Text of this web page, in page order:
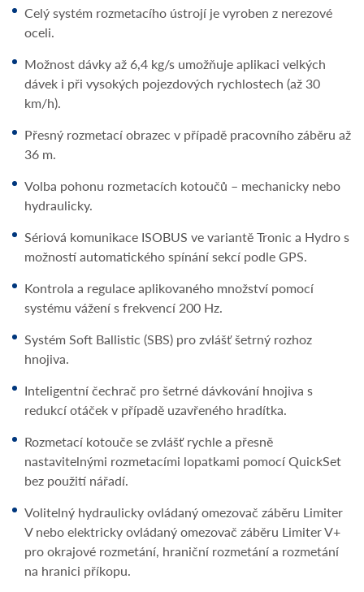
Celý systém rozmetacího ústrojí je vyroben z nerezové
oceli.
Možnost dávky až 6,4 kg/s umožňuje aplikaci velkých
dávek i při vysokých pojezdových rychlostech (až 30
km/h).
Přesný rozmetací obrazec v případě pracovního záběru až
36 m.
Volba pohonu rozmetacích kotoučů – mechanicky nebo
hydraulicky.
Sériová komunikace ISOBUS ve variantě Tronic a Hydro s
možností automatického spínání sekcí podle GPS.
Kontrola a regulace aplikovaného množství pomocí
systému vážení s frekvencí 200 Hz.
Systém Soft Ballistic (SBS) pro zvlášť šetrný rozhoz
hnojiva.
Inteligentní čechrač pro šetrné dávkování hnojiva s
redukcí otáček v případě uzavřeného hradítka.
Rozmetací kotouče se zvlášť rychle a přesně
nastavitelnými rozmetacími lopatkami pomocí QuickSet
bez použití nářadí.
Volitelný hydraulicky ovládaný omezovač záběru Limiter
V nebo elektricky ovládaný omezovač záběru Limiter V+
pro okrajové rozmetání, hraniční rozmetání a rozmetání
na hranici příkopu.